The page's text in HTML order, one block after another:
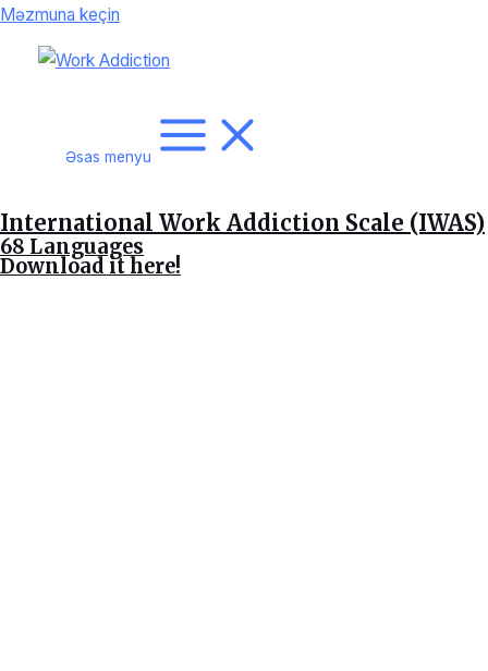
Məzmuna keçin
Əsas menyu
International Work Addiction Scale (IWAS)
68 Languages
Download it here!